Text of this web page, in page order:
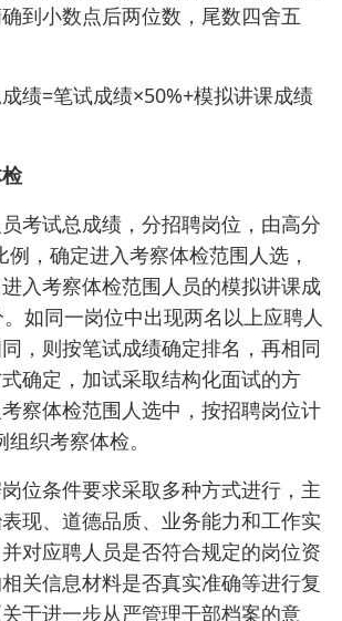
到小数点后两位数，尾数四舍五
绩=笔试成绩×50%+模拟讲课成绩
考试总成绩，分招聘岗位，由高分
，确定进入考察体检范围人选，
入考察体检范围人员的模拟讲课成
如同一岗位中出现两名以上应聘人
，则按笔试成绩确定排名，再相同
确定，加试采取结构化面试的方
察体检范围人选中，按招聘岗位计
组织考察体检。
位条件要求采取多种方式进行，主
现、道德品质、业务能力和工作实
对应聘人员是否符合规定的岗位资
关信息材料是否真实准确等进行复
于进一步从严管理干部档案的意